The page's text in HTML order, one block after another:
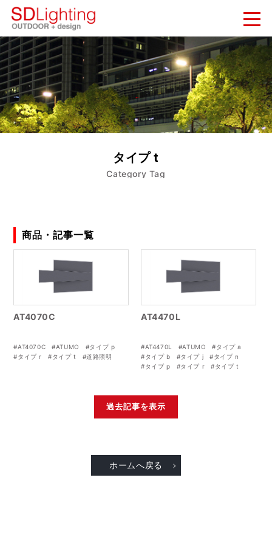
新着情報
NEWS
納入実績
WORKS
会社概要
COMPANY
タイプ t
Category Tag
商品・記事一覧
AT4070C
#AT4070C #ATUMO
#タイプ p
#タイプ r
#タイプ t #道路照明
AT4470L
#AT4470L #ATUMO
#タイプ a
#タイプ b
#タイプ j
#タイプ n
#タイプ p
#タイプ r
#タイプ t
過去記事を表示
ホームへ戻る